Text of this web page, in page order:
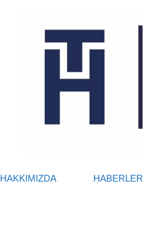
HAKKIMIZDA HABERLER